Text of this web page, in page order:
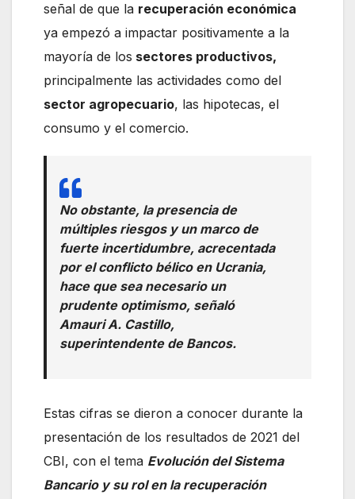
señal de que la recuperación económica
ya empezó a impactar positivamente a la
mayoría de los sectores productivos,
principalmente las actividades como del
sector agropecuario, las hipotecas, el
consumo y el comercio.
No obstante, la presencia de
múltiples riesgos y un marco de
fuerte incertidumbre, acrecentada
por el conflicto bélico en Ucrania,
hace que sea necesario un
prudente optimismo, señaló
Amauri A. Castillo,
superintendente de Bancos.
Estas cifras se dieron a conocer durante la
presentación de los resultados de 2021 del
CBI, con el tema Evolución del Sistema
Bancario y su rol en la recuperación